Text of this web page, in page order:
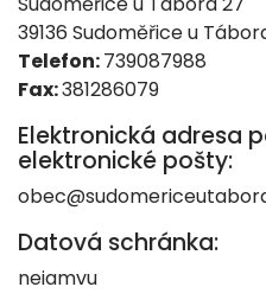
39136 Sudoměřice u
Telefon:739087988
Fax:381286079
Elektronická adresa
elektronické pošty:
Datová schránka:
neiamvu